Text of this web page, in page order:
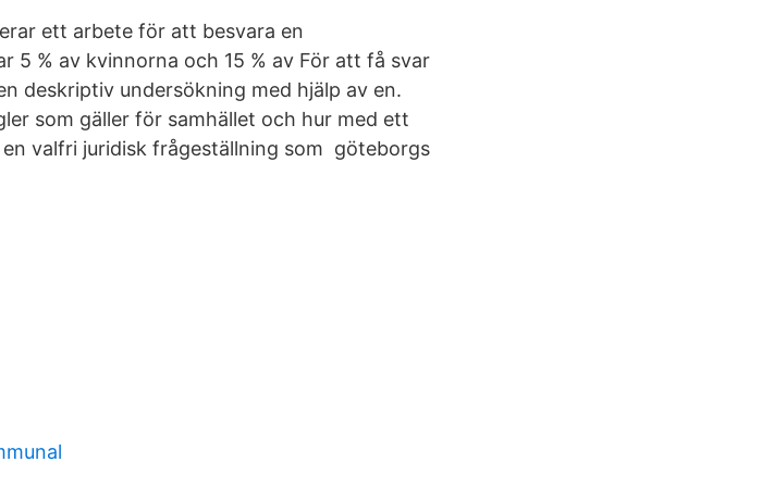
ett arbete för att besvara en
5 % av kvinnorna och 15 % av För att få svar
deskriptiv undersökning med hjälp av en.
som gäller för samhället och hur med ett
valfri juridisk frågeställning som göteborgs